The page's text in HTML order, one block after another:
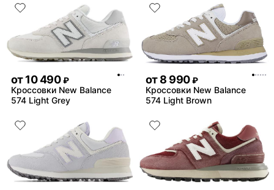
от10 490 ₽
Кроссовки New Balance
574 Light Grey
от8 990 ₽
Кроссовки New Balance
574 Light Brown